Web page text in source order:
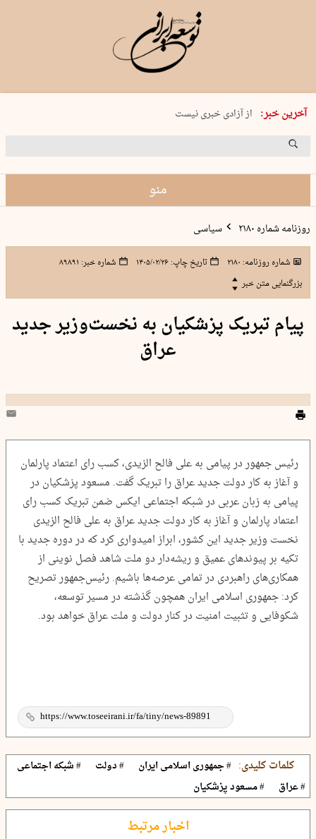
آخرین خبر:
یکشنبه 18 مرداد 1405 شماره 2245
از آزادی خبری نیست
۸۸۸ نفر سال گذشته بر اثر غرق‌شدگی جان …
منو
روزنامه شماره ۲۱۸۰ سیاسی
شماره روزنامه: ۲۱۸۰ تاریخ چاپ:۱۴۰۵/۰۲/۲۶ شماره خبر: ۸۹۸۹۱
بزرگنمایی متن خبر
پیام تبریک پزشکیان به نخست‌وزیر جدید
عراق
رئیس جمهور در پیامی به علی فالح الزیدی، کسب رای اعتماد پارلمان
و آغاز به کار دولت جدید عراق را تبریک گفت. مسعود پزشکیان در
پیامی به زبان عربی در شبکه اجتماعی ایکس ضمن تبریک کسب رای
اعتماد پارلمان و آغاز به کار دولت جدید عراق به علی فالح الزیدی
نخست وزیر جدید این کشور، ابراز امیدواری کرد که در دوره جدید با
تکیه بر پیوندهای عمیق و ریشه‌دار دو ملت شاهد فصل نوینی از
همکاری‌های راهبردی در تمامی عرصه‌ها باشیم. رئیس‌جمهور تصریح
کرد: جمهوری اسلامی ایران همچون گذشته در مسیر توسعه،
شکوفایی و تثبیت امنیت در کنار دولت و ملت ‌عراق خواهد بود.
کلمات کلیدی: # جمهوری اسلامی ایران # دولت
# شبکه اجتماعی
# عراق
# مسعود پزشکیان
اخبار مرتبط